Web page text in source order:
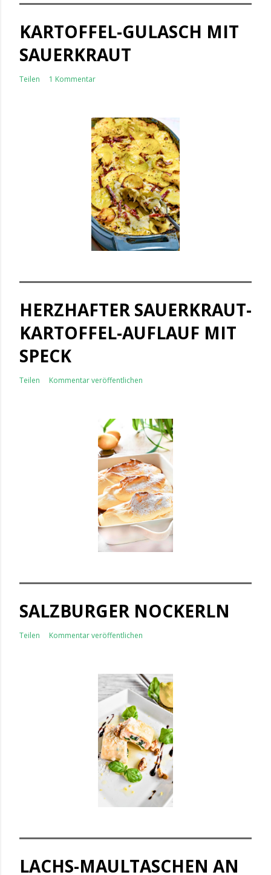
KARTOFFEL-GULASCH MIT
SAUERKRAUT
Teilen 1 Kommentar
HERZHAFTER SAUERKRAUT-
KARTOFFEL-AUFLAUF MIT
SPECK
Teilen Kommentar veröffentlichen
SALZBURGER NOCKERLN
Teilen Kommentar veröffentlichen
LACHS-MAULTASCHEN AN